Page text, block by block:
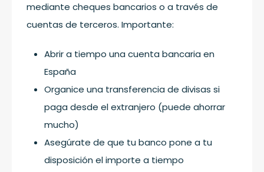
mediante cheques bancarios o a través de
cuentas de terceros. Importante:
Abrir a tiempo una cuenta bancaria en
España
Organice una transferencia de divisas si
paga desde el extranjero (puede ahorrar
mucho)
Asegúrate de que tu banco pone a tu
disposición el importe a tiempo